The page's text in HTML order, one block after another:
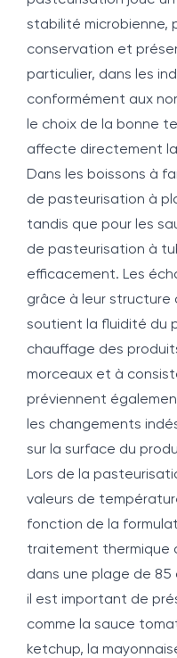
stabilité microbienne,
conservation et
particulier, dans les
conformément aux
le choix de la bonne
affecte directement
Dans les boissons à
de pasteurisation à
tandis que pour les
de pasteurisation à
efficacement. Les
grâce à leur structure
soutient la fluidité du
chauffage des
morceaux et à
préviennent
les changements
sur la surface du
Lors de la
valeurs de
fonction de la
traitement thermique
dans une plage de 85
il est important de
comme la sauce
ketchup, la